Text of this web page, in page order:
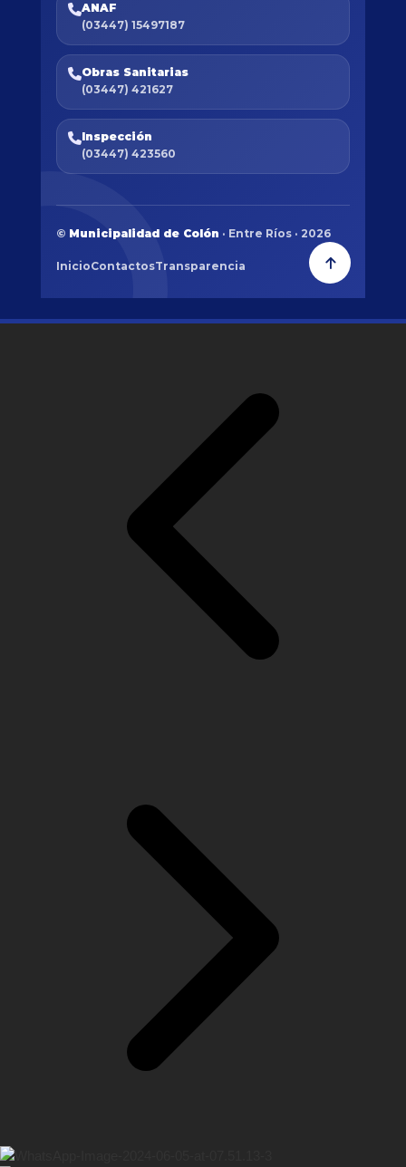
ANAF
(03447) 15497187
Obras Sanitarias
(03447) 421627
Inspección
(03447) 423560
© Municipalidad de Colón · Entre Ríos · 2026
InicioContactosTransparencia